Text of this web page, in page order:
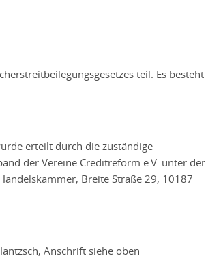
teil. Es besteht
erteilt durch die zuständige
der Vereine Creditreform e.V. unter der
Breite Straße 29, 10187
Anschrift siehe oben